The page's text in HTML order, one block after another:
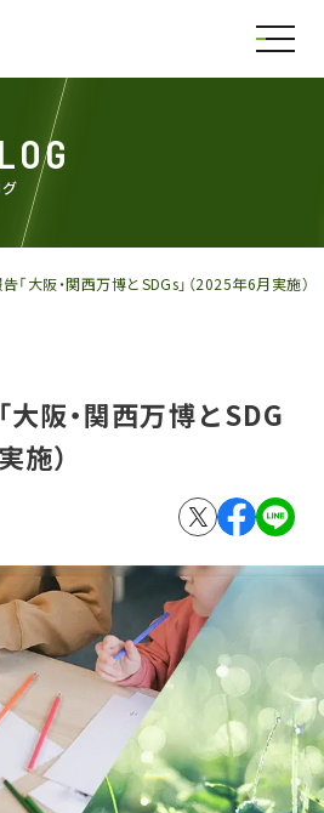
「大阪・関西万博とSDGs」（2025年6月実施）
大阪・関西万博とSDG
施）